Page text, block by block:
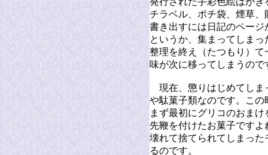
チラベル、ポチ袋、煙草
書き出すには日記のペー
というか、集まってしま
整理を終え（たつもり）
味が次に移ってしまうので
現在、懲りはじめてしま
や駄菓子類なのです。こ
まず最初にグリコのおま
先鞭を付けたお菓子です
壊れて捨てられてしまっ
るのです。